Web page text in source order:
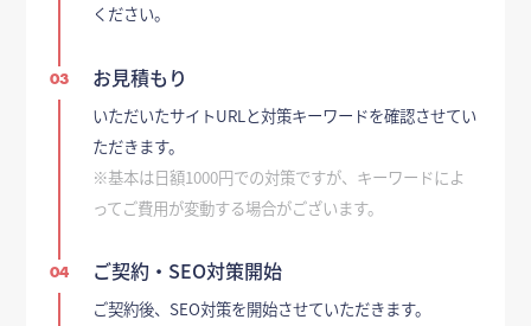
ください。
03 お見積もり
いただいたサイトURLと対策キーワードを確認させてい
ただきます。
※基本は日額1000円での対策ですが、キーワードによ
ってご費用が変動する場合がございます。
04 ご契約・SEO対策開始
ご契約後、SEO対策を開始させていただきます。